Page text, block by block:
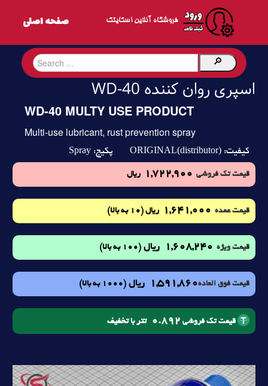
فروشگاه آنلاین اسکایتک
اسپری روان کننده WD-40
WD-40 MULTY USE PRODUCT
Multi-use lubricant, rust prevention spray
کیفیت: ORIGINAL(distributor) پکیج: Spray
قیمت تک فروشی 1,722,900 ریال
قیمت عمده 1,641,000 ریال (10 به بالا)
قیمت ویژه 1,608,240 ریال (100 به بالا)
قیمت فوق العاده1,591,860 ریال (1000 به بالا)
قیمت تک فروشی 0.892 تتر با تخفیف